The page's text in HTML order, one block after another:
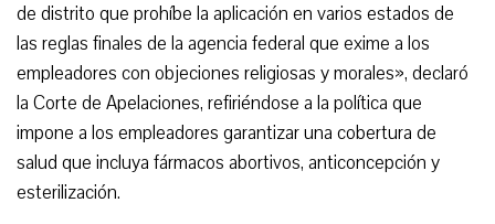
de distrito que prohíbe la aplicación en varios estados de
las reglas finales de la agencia federal que exime a los
empleadores con objeciones religiosas y morales», declaró
la Corte de Apelaciones, refiriéndose a la política que
impone a los empleadores garantizar una cobertura de
salud que incluya fármacos abortivos, anticoncepción y
esterilización.